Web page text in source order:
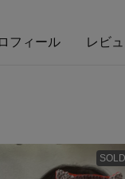
フィール レビ